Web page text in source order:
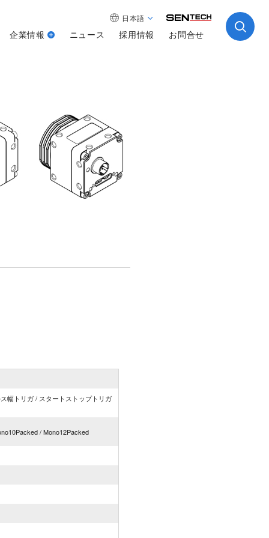
日本語
企業情報 ニュース 採用情報 お問合せ
幅トリガ / スタートストップトリガ
/ Mono12Packed